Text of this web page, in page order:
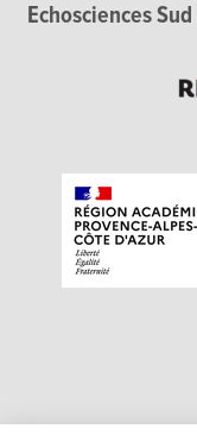
Echosciences